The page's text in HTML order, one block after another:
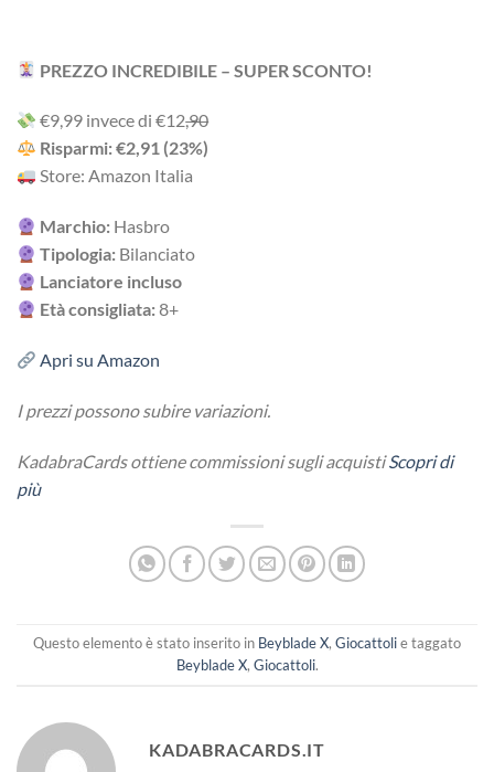
PREZZO INCREDIBILE – SUPER SCONTO!
‎€9,99 i‎nv‎ec‎e ‎di‎ €12,90
R‎is‎pa‎rm‎i: €2,91 (23%)
Store: Amazon Italia
Marchio: Hasbro
Tipologia: Bilanciato
Lanciatore incluso
Età consigliata:8+
Apri su Amazon
I prezzi possono subire variazioni.
KadabraCards ottiene commissioni sugli acquistiScopri di
più
Questo elemento è stato inserito in Beyblade X, Giocattolie taggato
Beyblade X, Giocattoli.
KADABRACARDS.IT